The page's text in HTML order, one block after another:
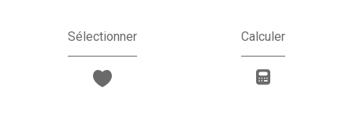
Sélectionner Calculer